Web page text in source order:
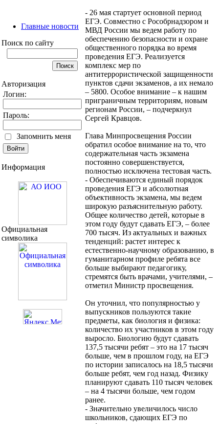
Главные новости
Поиск по сайту
Авторизация
Логин:
Пароль:
Запомнить меня
Информация
Официальная
символика
- 26 мая стартует основной период
ЕГЭ. Совместно с Рособрнадзором и
МВД России мы ведем работу по
обеспечению безопасности и охране
общественного порядка во время
проведения ЕГЭ. Реализуется
комплекс мер по
антитеррористической защищенности
пунктов сдачи экзаменов, а их немало
– 5800. Особое внимание – к нашим
приграничным территориям, новым
регионам России, – подчеркнул
Сергей Кравцов.
Глава Минпросвещения России
обратил особое внимание на то, что
содержательная часть экзамена
постоянно совершенствуется,
полностью исключена тестовая часть.
- Обеспечиваются единый порядок
проведения ЕГЭ и абсолютная
объективность экзамена, мы ведем
широкую разъяснительную работу.
Общее количество детей, которые в
этом году будут сдавать ЕГЭ, – более
700 тысяч. Из актуальных и важных
тенденций: растет интерес к
естественно-научному образованию, в
гуманитарном профиле ребята все
больше выбирают педагогику,
стремятся быть врачами, учителями, –
отметил Министр просвещения.
Он уточнил, что популярностью у
выпускников пользуются такие
предметы, как биология и физика:
количество их участников в этом году
выросло. Биологию будут сдавать
137,5 тысячи ребят – это на 17 тысяч
больше, чем в прошлом году, на ЕГЭ
по истории записалось на 18,5 тысячи
больше ребят, чем год назад. Физику
планируют сдавать 110 тысяч человек
– на 4 тысячи больше, чем годом
ранее.
- Значительно увеличилось число
школьников, сдающих ЕГЭ по